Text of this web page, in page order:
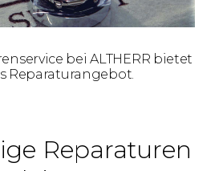
bei ALTHERR bietet
Reparaturangebot.
Reparaturen